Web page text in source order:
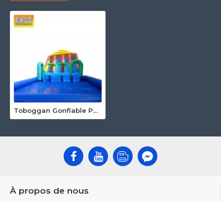
Toboggan Gonflable Pour Piscine
À propos de nous